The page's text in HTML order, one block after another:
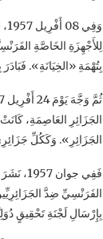
لِلأَجْهِزَةِ الخَاصَّةِ
بِتُهْمَةِ «الخِيَانَةِ». فَبَادَرَ بِن نَبِيّ، فِي بَيَانٍ مُؤَرَّخٍ بِـ10 أَفْرِيل، إِلَى
الجَزَائِرِ العَاصِمَةِ،
الجَزَائِرِ». وَكَكُلِّ
الفَرَنْسِيِّ ضِدَّ
بِإِرْسَالِ لَجْنَةِ تَحْقِيقٍ